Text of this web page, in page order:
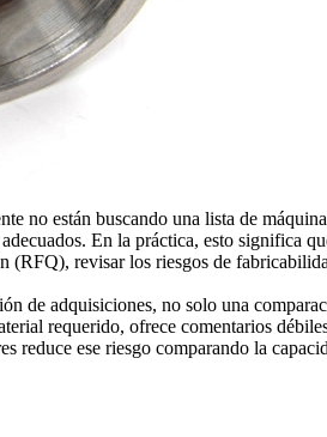
no están buscando una lista de
En la práctica, esto significa
revisar los riesgos de
de adquisiciones, no solo una
requerido, ofrece comentarios
ese riesgo comparando la